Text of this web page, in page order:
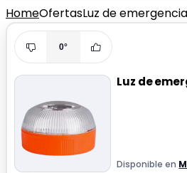
HomeOfertasLuz de emergencia
0°
Luz de
Disponible en